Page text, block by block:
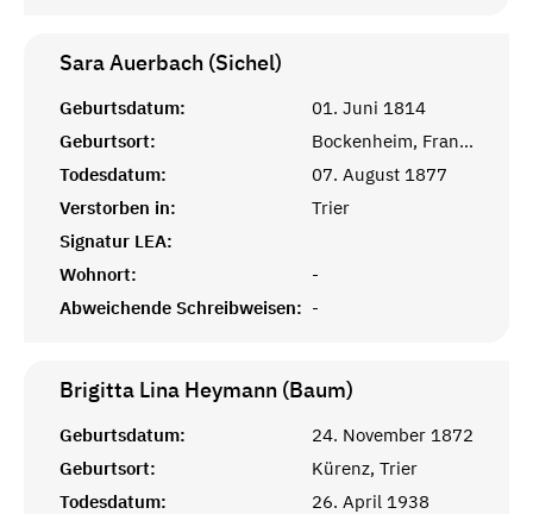
Sara Auerbach (Sichel)
Geburtsdatum:
01. Juni 1814
Geburtsort:
Bockenheim, Frankfurt am Main
Todesdatum:
07. August 1877
Verstorben in:
Trier
Signatur LEA:
Wohnort:
-
Abweichende Schreibweisen: -
Brigitta Lina Heymann (Baum)
Geburtsdatum:
24. November 1872
Geburtsort:
Kürenz, Trier
Todesdatum:
26. April 1938